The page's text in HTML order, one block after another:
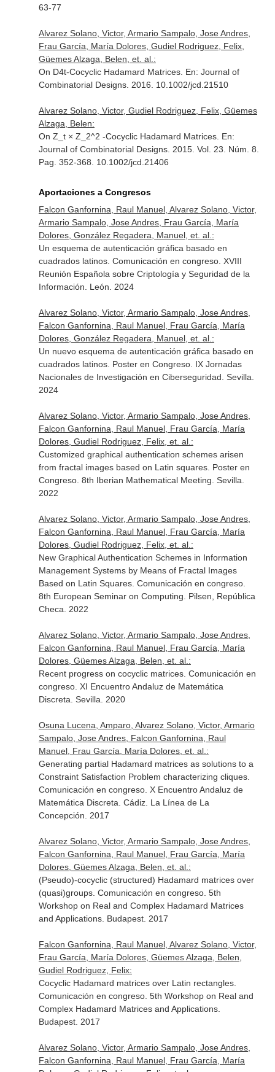
63-77
Alvarez Solano, Victor, Armario Sampalo, Jose Andres,
Frau García, María Dolores, Gudiel Rodriguez, Felix,
Güemes Alzaga, Belen, et. al.:
On D4t-Cocyclic Hadamard Matrices. En: Journal of
Combinatorial Designs. 2016. 10.1002/jcd.21510
Alvarez Solano, Victor, Gudiel Rodriguez, Felix, Güemes
Alzaga, Belen:
On Z_t × Z_2^2 -Cocyclic Hadamard Matrices. En:
Journal of Combinatorial Designs. 2015. Vol. 23. Núm. 8.
Pag. 352-368. 10.1002/jcd.21406
Aportaciones a Congresos
Falcon Ganfornina, Raul Manuel, Alvarez Solano, Victor,
Armario Sampalo, Jose Andres, Frau García, María
Dolores, González Regadera, Manuel, et. al.:
Un esquema de autenticación gráfica basado en
cuadrados latinos. Comunicación en congreso. XVIII
Reunión Española sobre Criptología y Seguridad de la
Información. León. 2024
Alvarez Solano, Victor, Armario Sampalo, Jose Andres,
Falcon Ganfornina, Raul Manuel, Frau García, María
Dolores, González Regadera, Manuel, et. al.:
Un nuevo esquema de autenticación gráfica basado en
cuadrados latinos. Poster en Congreso. IX Jornadas
Nacionales de Investigación en Ciberseguridad. Sevilla.
2024
Alvarez Solano, Victor, Armario Sampalo, Jose Andres,
Falcon Ganfornina, Raul Manuel, Frau García, María
Dolores, Gudiel Rodriguez, Felix, et. al.:
Customized graphical authentication schemes arisen
from fractal images based on Latin squares. Poster en
Congreso. 8th Iberian Mathematical Meeting. Sevilla.
2022
Alvarez Solano, Victor, Armario Sampalo, Jose Andres,
Falcon Ganfornina, Raul Manuel, Frau García, María
Dolores, Gudiel Rodriguez, Felix, et. al.:
New Graphical Authentication Schemes in Information
Management Systems by Means of Fractal Images
Based on Latin Squares. Comunicación en congreso.
8th European Seminar on Computing. Pilsen, República
Checa. 2022
Alvarez Solano, Victor, Armario Sampalo, Jose Andres,
Falcon Ganfornina, Raul Manuel, Frau García, María
Dolores, Güemes Alzaga, Belen, et. al.:
Recent progress on cocyclic matrices. Comunicación en
congreso. XI Encuentro Andaluz de Matemática
Discreta. Sevilla. 2020
Osuna Lucena, Amparo, Alvarez Solano, Victor, Armario
Sampalo, Jose Andres, Falcon Ganfornina, Raul
Manuel, Frau García, María Dolores, et. al.:
Generating partial Hadamard matrices as solutions to a
Constraint Satisfaction Problem characterizing cliques.
Comunicación en congreso. X Encuentro Andaluz de
Matemática Discreta. Cádiz. La Línea de La
Concepción. 2017
Alvarez Solano, Victor, Armario Sampalo, Jose Andres,
Falcon Ganfornina, Raul Manuel, Frau García, María
Dolores, Güemes Alzaga, Belen, et. al.:
(Pseudo)-cocyclic (structured) Hadamard matrices over
(quasi)groups. Comunicación en congreso. 5th
Workshop on Real and Complex Hadamard Matrices
and Applications. Budapest. 2017
Falcon Ganfornina, Raul Manuel, Alvarez Solano, Victor,
Frau García, María Dolores, Güemes Alzaga, Belen,
Gudiel Rodriguez, Felix:
Cocyclic Hadamard matrices over Latin rectangles.
Comunicación en congreso. 5th Workshop on Real and
Complex Hadamard Matrices and Applications.
Budapest. 2017
Alvarez Solano, Victor, Armario Sampalo, Jose Andres,
Falcon Ganfornina, Raul Manuel, Frau García, María